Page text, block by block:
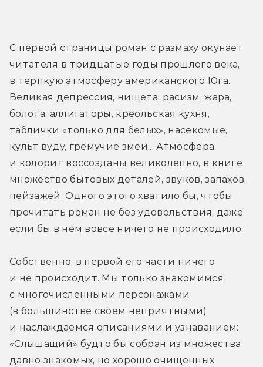
С первой страницы роман с размаху окунает
читателя в тридцатые годы прошлого века,
в терпкую атмосферу американского Юга.
Великая депрессия, нищета, расизм, жара,
болота, аллигаторы, креольская кухня,
таблички «только для белых», насекомые,
культ вуду, гремучие змеи... Атмосфера
и колорит воссозданы великолепно, в книге
множество бытовых деталей, звуков, запахов,
пейзажей. Одного этого хватило бы, чтобы
прочитать роман не без удовольствия, даже
если бы в нём вовсе ничего не происходило.
Собственно, в первой его части ничего
и не происходит. Мы только знакомимся
с многочисленными персонажами
(в большинстве своём неприятными)
и наслаждаемся описаниями и узнаванием:
«Слышащий» будто бы собран из множества
давно знакомых, но хорошо очищенных